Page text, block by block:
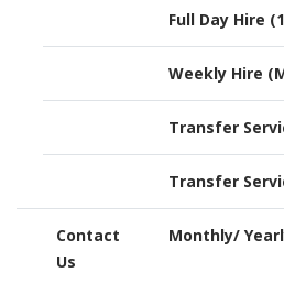
Full Day Hire
Weekly Hire
Transfer
Transfer
Monthly/
Contact
Us